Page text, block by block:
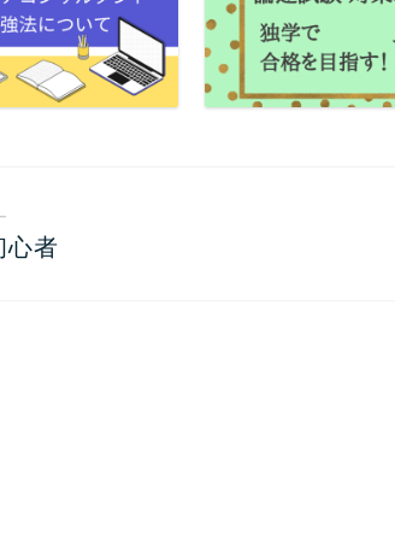
心者